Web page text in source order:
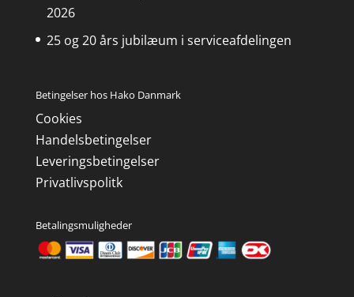
2026
25 og 20 års jubilæum i serviceafdelingen
Betingelser hos Hako Danmark
Cookies
Handelsbetingelser
Leveringsbetingelser
Privatlivspolitk
Betalingsmuligheder